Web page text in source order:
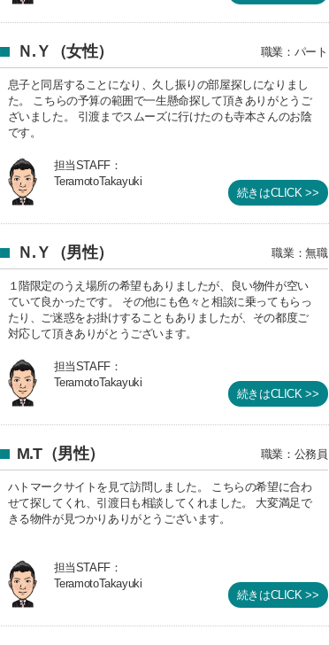
Ｎ.Ｙ（女性） 職業：パート
息子と同居することになり、久し振りの部屋探しになりまし
た。 こちらの予算の範囲で一生懸命探して頂きありがとうご
ざいました。 引渡までスムーズに行けたのも寺本さんのお陰
です。
担当STAFF：
TeramotoTakayuki
続きはCLICK >>
Ｎ.Ｙ（男性） 職業：無職
１階限定のうえ場所の希望もありましたが、良い物件が空い
ていて良かったです。 その他にも色々と相談に乗ってもらっ
たり、ご迷惑をお掛けすることもありましたが、その都度ご
対応して頂きありがとうございます。
担当STAFF：
TeramotoTakayuki
続きはCLICK >>
M.T（男性） 職業：公務員
ハトマークサイトを見て訪問しました。 こちらの希望に合わ
せて探してくれ、引渡日も相談してくれました。 大変満足で
きる物件が見つかりありがとうございます。
担当STAFF：
TeramotoTakayuki
続きはCLICK >>